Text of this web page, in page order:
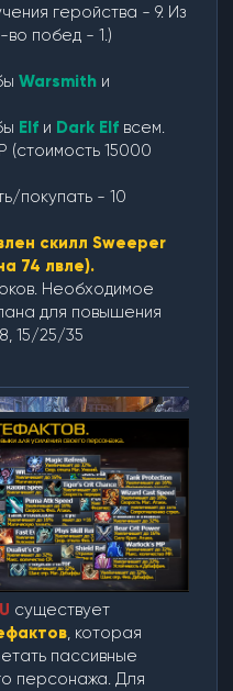
геройства - 9. Из
во побед - 1.)
Warsmith и
Elf и Dark Elf всем.
(стоимость 15000
покупать - 10
скилл Sweeper
74 лвле).
Необходимое
для повышения
15/25/35
существует
, которая
пассивные
персонажа. Для